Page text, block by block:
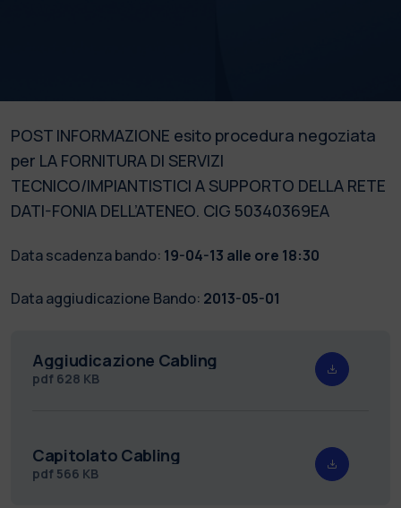
POST INFORMAZIONE esito procedura negoziata
per LA FORNITURA DI SERVIZI
TECNICO/IMPIANTISTICI A SUPPORTO DELLA RETE
DATI-FONIA DELL’ATENEO. CIG 50340369EA
Data scadenza bando: 19-04-13 alle ore 18:30
Data aggiudicazione Bando: 2013-05-01
Aggiudicazione Cabling
pdf 628 KB
Capitolato Cabling
pdf 566 KB